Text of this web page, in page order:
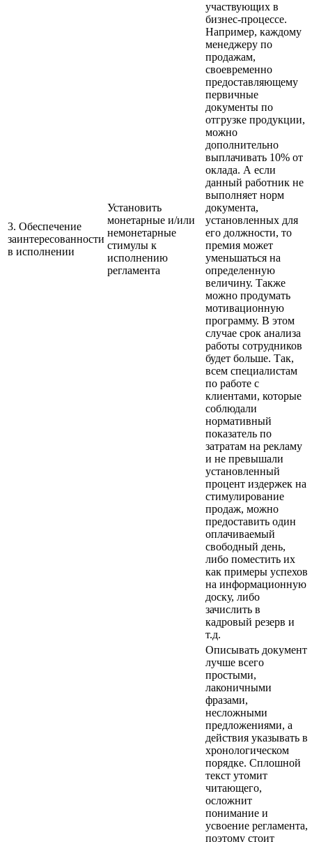
3. Обеспечение
заинтересованности
в исполнении
Установить
монетарные и/или
немонетарные
стимулы к
исполнению
регламента
участвующих в
бизнес-процессе.
Например, каждому
менеджеру по
продажам,
своевременно
предоставляющему
первичные
документы по
отгрузке продукции,
можно
дополнительно
выплачивать 10% от
оклада. А если
данный работник не
выполняет норм
документа,
установленных для
его должности, то
премия может
уменьшаться на
определенную
величину. Также
можно продумать
мотивационную
программу. В этом
случае срок анализа
работы сотрудников
будет больше. Так,
всем специалистам
по работе с
клиентами, которые
соблюдали
нормативный
показатель по
затратам на рекламу
и не превышали
установленный
процент издержек на
стимулирование
продаж, можно
предоставить один
оплачиваемый
свободный день,
либо поместить их
как примеры успехов
на информационную
доску, либо
зачислить в
кадровый резерв и
т.д.
Описывать документ
лучше всего
простыми,
лаконичными
фразами,
несложными
предложениями, а
действия указывать в
хронологическом
порядке. Сплошной
текст утомит
читающего,
осложнит
понимание и
усвоение регламента,
поэтому стоит